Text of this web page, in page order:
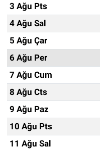
3 Ağu Pts
4 Ağu Sal
5 Ağu Çar
6 Ağu Per
7 Ağu Cum
8 Ağu Cts
9 Ağu Paz
10 Ağu Pts
11 Ağu Sal